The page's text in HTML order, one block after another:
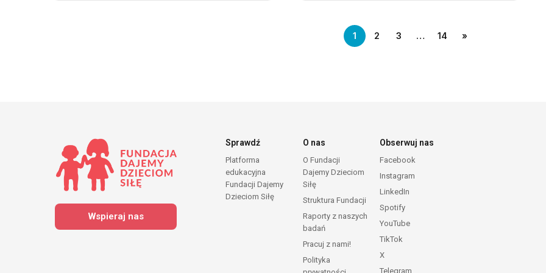
1 2 3 … 14 »
Wspieraj nas
Sprawdź
Platforma
edukacyjna
Fundacji Dajemy
Dzieciom Siłę
O nas
O Fundacji
Dajemy Dzieciom
Siłę
Struktura Fundacji
Raporty z naszych
badań
Pracuj z nami!
Polityka
Obserwuj nas
Facebook
Instagram
LinkedIn
Spotify
YouTube
TikTok
X
Telegram